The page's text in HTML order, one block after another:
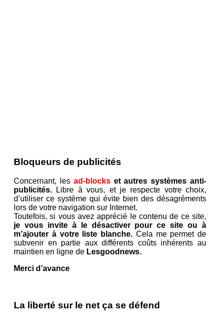
Bloqueurs de publicités
Concernant, les ad-blockset autres systèmes anti-
publicités. Libre à vous, et je respecte votre choix,
d’utiliser ce système qui évite bien des désagréments
lors de votre navigation sur Internet.
Toutefois, si vous avez apprécié le contenu de ce site,
je vous invite à le désactiver pour ce site ou à
m’ajouter à votre liste blanche. Cela me permet de
subvenir en partie aux différents coûts inhérents au
maintien en ligne de Lesgoodnews.
Merci d’avance
La liberté sur le net ça se défend